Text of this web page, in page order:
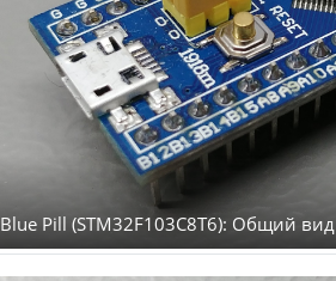
Blue Pill (STM32F103C8T6): Общий вид